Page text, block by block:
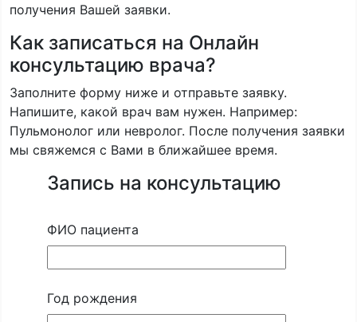
получения Вашей заявки.
Как записаться на Онлайн
консультацию врача?
Заполните форму ниже и отправьте заявку.
Напишите, какой врач вам нужен. Например:
Пульмонолог или невролог. После получения заявки
мы свяжемся с Вами в ближайшее время.
Запись на консультацию
ФИО пациента
Год рождения